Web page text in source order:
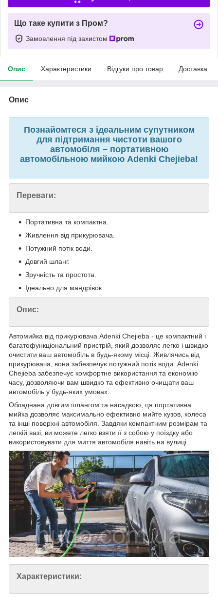
Що таке купити з Пром?
Замовлення під захистом
Опис Характеристики Відгуки про товар Доставка
Опис
Познайомтеся з ідеальним супутником
для підтримання чистоти вашого
автомобіля – портативною
автомобільною мийкою Adenki Chejieba!
Переваги:
Портативна та компактна.
Живлення від прикурювача.
Потужний потік води.
Довгий шланг.
Зручність та простота.
Ідеально для мандрівок.
Опис:
Автомийка від прикурювача Adenki Chejieba - це компактний і
багатофункціональний пристрій, який дозволяє легко і швидко
очистити ваш автомобіль в будь-якому місці. Живлячись від
прикурювача, вона забезпечує потужний потік води. Adenki
Chejieba забезпечує комфортне використання та економію
часу, дозволяючи вам швидко та ефективно очищати ваш
автомобіль у будь-яких умовах.
Обладнана довгим шлангом та насадкою, ця портативна
мийка дозволяє максимально ефективно мийте кузов, колеса
та інші поверхні автомобіля. Завдяки компактним розмірам та
легкій вазі, ви можете легко взяти її з собою у поїздку або
використовувати для миття автомобіля навіть на вулиці.
Характеристики: